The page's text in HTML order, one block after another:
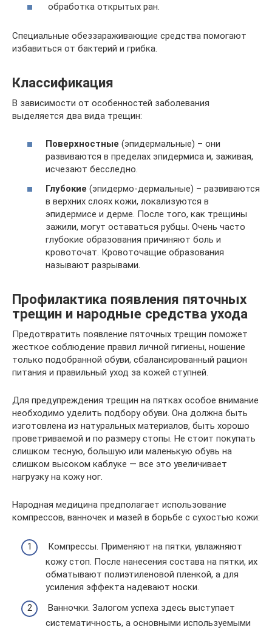
обработка открытых ран.
Специальные обеззараживающие средства помогают
избавиться от бактерий и грибка.
Классификация
В зависимости от особенностей заболевания
выделяется два вида трещин:
Поверхностные (эпидермальные) – они
развиваются в пределах эпидермиса и, заживая,
исчезают бесследно.
Глубокие (эпидермо-дермальные) – развиваются
в верхних слоях кожи, локализуются в
эпидермисе и дерме. После того, как трещины
зажили, могут оставаться рубцы. Очень часто
глубокие образования причиняют боль и
кровоточат. Кровоточащие образования
называют разрывами.
Профилактика появления пяточных
трещин и народные средства ухода
Предотвратить появление пяточных трещин поможет
жесткое соблюдение правил личной гигиены, ношение
только подобранной обуви, сбалансированный рацион
питания и правильный уход за кожей ступней.
Для предупреждения трещин на пятках особое внимание
необходимо уделить подбору обуви. Она должна быть
изготовлена из натуральных материалов, быть хорошо
проветриваемой и по размеру стопы. Не стоит покупать
слишком тесную, большую или маленькую обувь на
слишком высоком каблуке — все это увеличивает
нагрузку на кожу ног.
Народная медицина предполагает использование
компрессов, ванночек и мазей в борьбе с сухостью кожи:
Компрессы. Применяют на пятки, увлажняют
кожу стоп. После нанесения состава на пятки, их
обматывают полиэтиленовой пленкой, а для
усиления эффекта надевают носки.
Ванночки. Залогом успеха здесь выступает
систематичность, а основными используемыми